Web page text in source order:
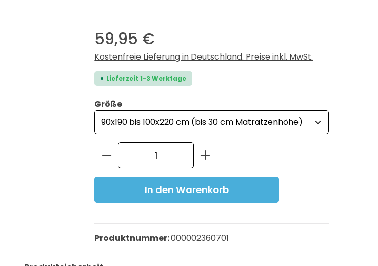
59,95 €
Kostenfreie Lieferung in Deutschland. Preise inkl. MwSt.
Lieferzeit 1-3 Werktage
Größeauswählen
Produkt Anzahl: Gib den gewünschten Wert
In den Warenkorb
Produktnummer:000002360701